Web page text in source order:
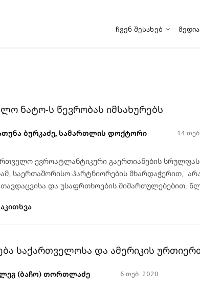
Ჩვენ Შესახებ Მედია
ნატო-ს წევრობას იმსახურებს
ბურკაძე, სამართლის დოქტორი 14
ევროატლანტიკური გაერთიანების
საერთაშორისო პარტნიორების მხარდაჭერით,
თავდაცვისა და უსაფრთხოების მიმართულებებით.
საქართველოსა და ამერიკის
(ბაჩო) თორთლაძე 6 თებ. 2020